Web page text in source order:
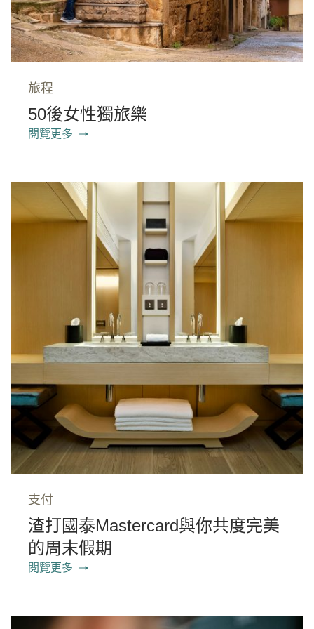
旅程
50後女性獨旅樂
閱覽更多
支付
渣打國泰Mastercard與你共度完美
的周末假期
閱覽更多